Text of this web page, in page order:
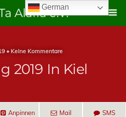
Alafia e.V.
• Keine Kommentare
2019 In Kiel
Anpinnen Mail SMS
German